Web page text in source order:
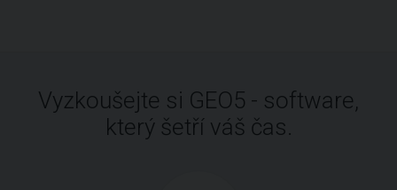
Vyzkoušejte si GEO5 - software,
který šetří váš čas.